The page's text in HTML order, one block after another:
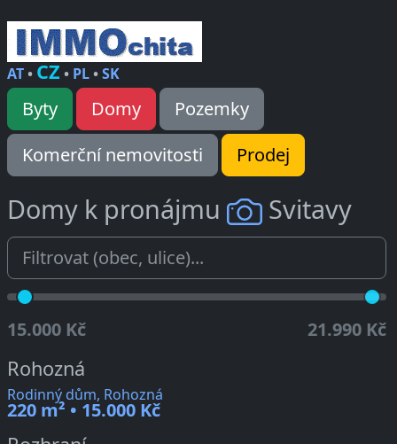
AT• CZ • PL•SK
Byty Domy
Pozemky
Komerční nemovitosti
Prodej
Domy k pronájmu Svitavy
15.000 Kč 21.990 Kč
Rohozná
Rodinný dům, Rohozná
220 m² • 15.000 Kč